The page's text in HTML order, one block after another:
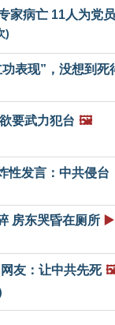
家病亡 11人为党员
)
表现”，没想到死
要武力犯台 🖼️
性发言：中共侵台
房东哭昏在厕所 ▶️
友：让中共先死